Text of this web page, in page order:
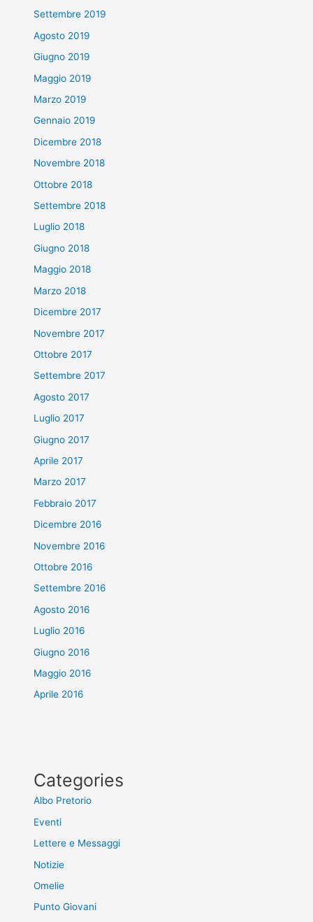
Settembre 2019
Agosto 2019
Giugno 2019
Maggio 2019
Marzo 2019
Gennaio 2019
Dicembre 2018
Novembre 2018
Ottobre 2018
Settembre 2018
Luglio 2018
Giugno 2018
Maggio 2018
Marzo 2018
Dicembre 2017
Novembre 2017
Ottobre 2017
Settembre 2017
Agosto 2017
Luglio 2017
Giugno 2017
Aprile 2017
Marzo 2017
Febbraio 2017
Dicembre 2016
Novembre 2016
Ottobre 2016
Settembre 2016
Agosto 2016
Luglio 2016
Giugno 2016
Maggio 2016
Aprile 2016
Categories
Albo Pretorio
Eventi
Lettere e Messaggi
Notizie
Omelie
Punto Giovani